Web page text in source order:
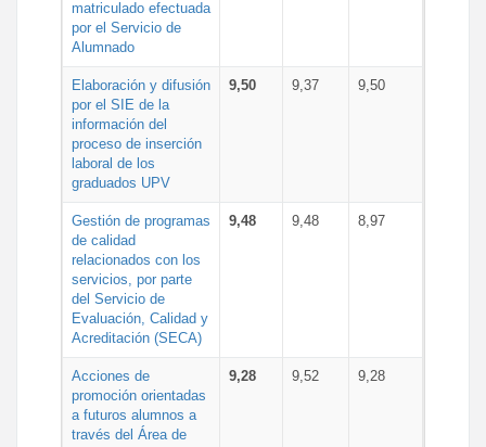
matriculado efectuada
por el Servicio de
Alumnado
Elaboración y difusión
por el SIE de la
información del
proceso de inserción
laboral de los
graduados UPV
9,50 9,37 9,50
Gestión de programas
de calidad
relacionados con los
servicios, por parte
del Servicio de
Evaluación, Calidad y
Acreditación (SECA)
9,48 9,48 8,97
Acciones de
promoción orientadas
a futuros alumnos a
través del Área de
9,28 9,52 9,28